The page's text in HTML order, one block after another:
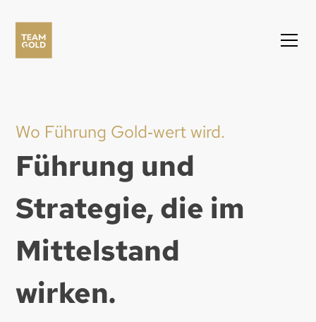
Wo Führung Gold‑wert wird.
Führung und
Strategie, die im
Mittelstand
wirken.